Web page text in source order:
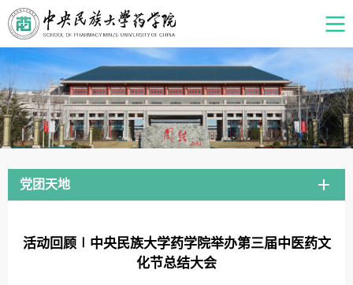
党团天地
活动回顾∣中央民族大学药学院举办第三届中医药文
化节总结大会